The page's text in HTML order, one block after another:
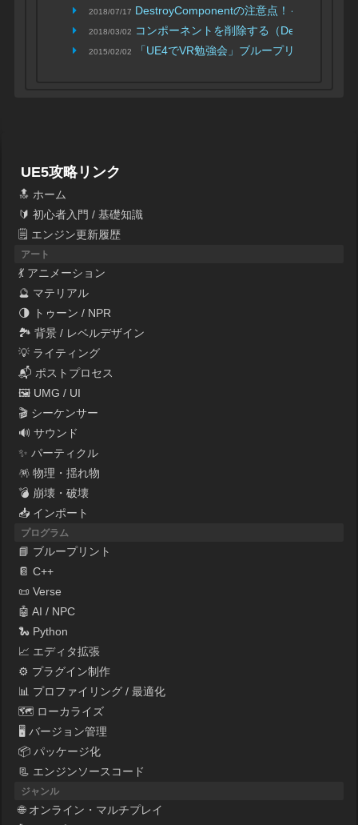
2018/07/17 DestroyComponentの注意点！～なぜ
2018/03/02 コンポーネントを削除する（Destroy
2015/02/02 「UE4でVR勉強会」ブループリント入門
UE5攻略リンク
🔝 ホーム
🔰 初心者入門 / 基礎知識
🗒 エンジン更新履歴
アート
💃 アニメーション
🔮 マテリアル
🌗 トゥーン / NPR
🏞 背景 / レベルデザイン
💡 ライティング
📬 ポストプロセス
🖼 UMG / UI
🎬 シーケンサー
🔊 サウンド
✨ パーティクル
🪅 物理・揺れ物
💣 崩壊・破壊
📥 インポート
プログラム
📘 ブループリント
📔 C++
📜 Verse
🤖 AI / NPC
🐍 Python
📈 エディタ拡張
⚙ プラグイン制作
📊 プロファイリング / 最適化
🗺 ローカライズ
🖥 バージョン管理
📦 パッケージ化
📃 エンジンソースコード
ジャンル
🌐 オンライン・マルチプレイ